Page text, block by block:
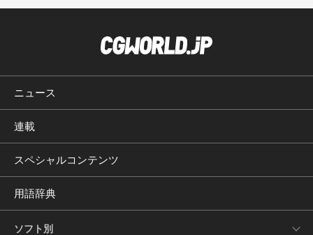
ニュース
連載
スペシャルコンテンツ
用語辞典
ソフト別